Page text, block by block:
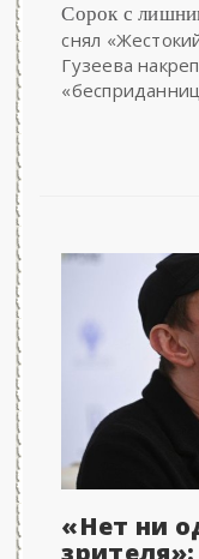
Сорок с
снял
Гузеева
«Нет ни